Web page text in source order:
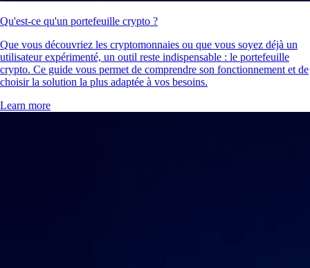
Qu'est-ce qu'un portefeuille crypto ?
Que vous découvriez les cryptomonnaies ou que vous soyez déjà un
utilisateur expérimenté, un outil reste indispensable : le portefeuille
crypto. Ce guide vous permet de comprendre son fonctionnement et de
choisir la solution la plus adaptée à vos besoins.
Learn more